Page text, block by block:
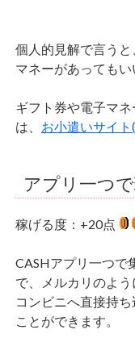
個人的見解で言う
マネーがあってもい
ギフト券や電子マ
は、 お小遣いサイ
アプリ一つ
稼げる度：+20点
CASHアプリ一つで
で、メルカリのよ
コンビニへ直接持
ことができます。